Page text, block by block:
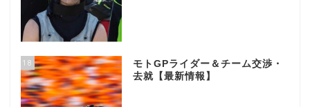
18
モトGPライダー＆チーム交渉・
去就【最新情報】